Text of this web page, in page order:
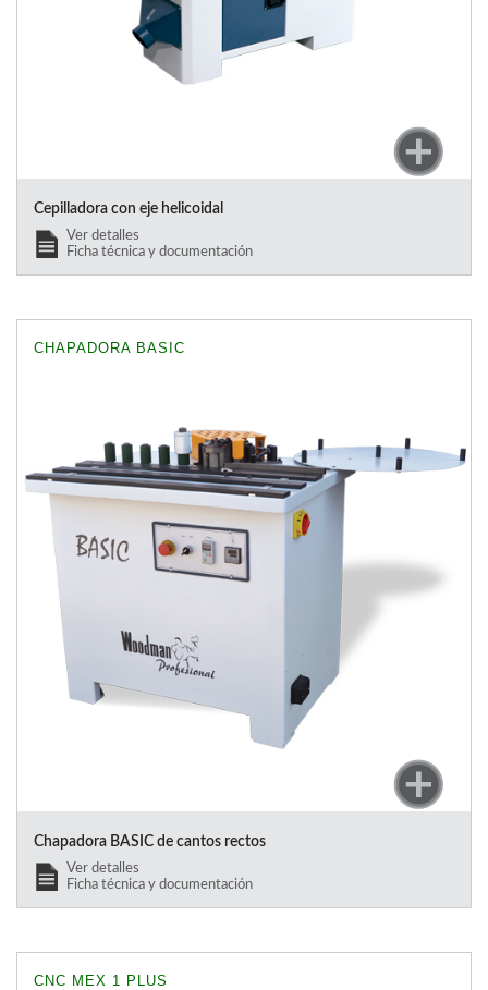
Cepilladora con eje helicoidal
Ver detalles
Ficha técnica y documentación
CHAPADORA BASIC
Chapadora BASIC de cantos rectos
Ver detalles
Ficha técnica y documentación
CNC MEX 1 PLUS